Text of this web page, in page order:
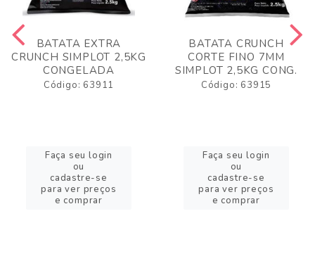
BATATA EXTRA
CRUNCH SIMPLOT 2,5KG
CONGELADA
Código: 63911
Faça seu login
ou
cadastre-se
para ver preços
e comprar
BATATA CRUNCH
CORTE FINO 7MM
SIMPLOT 2,5KG CONG.
Código: 63915
Faça seu login
ou
cadastre-se
para ver preços
e comprar